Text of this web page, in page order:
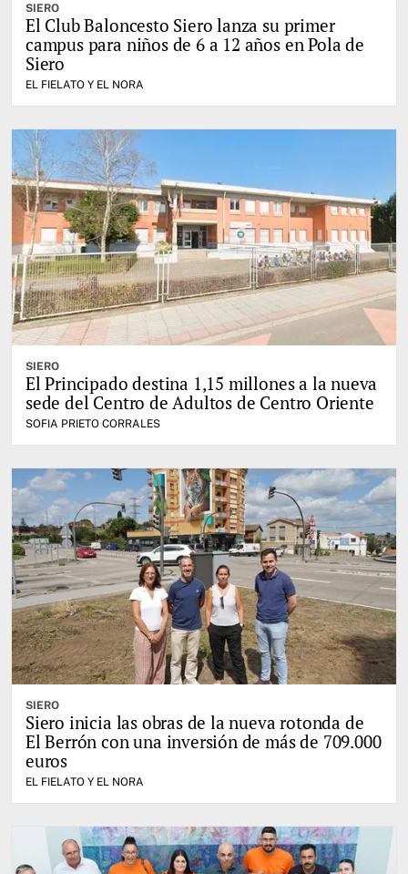
SIERO
El Club Baloncesto Siero lanza su primer
campus para niños de 6 a 12 años en Pola de
Siero
EL FIELATO Y EL NORA
SIERO
El Principado destina 1,15 millones a la nueva
sede del Centro de Adultos de Centro Oriente
SOFIA PRIETO CORRALES
SIERO
Siero inicia las obras de la nueva rotonda de
El Berrón con una inversión de más de 709.000
euros
EL FIELATO Y EL NORA